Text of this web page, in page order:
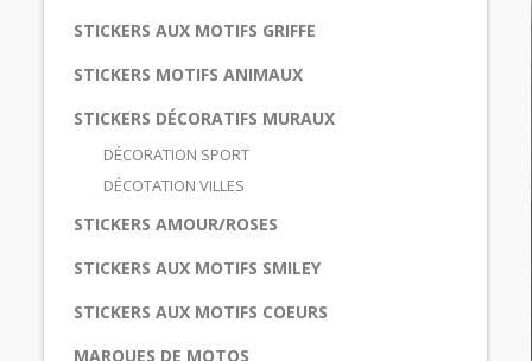
STICKERS AUX MOTIFS GRIFFE
STICKERS MOTIFS ANIMAUX
STICKERS DÉCORATIFS MURAUX
DÉCORATION SPORT
DÉCOTATION VILLES
STICKERS AMOUR/ROSES
STICKERS AUX MOTIFS SMILEY
STICKERS AUX MOTIFS COEURS
MARQUES DE MOTOS